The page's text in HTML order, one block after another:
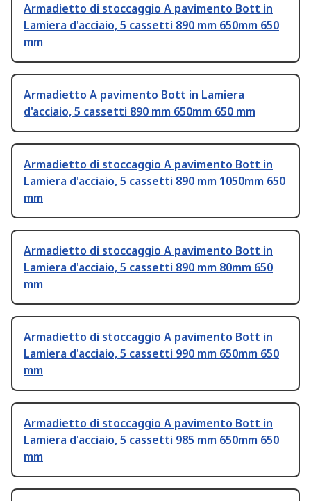
Armadietto di stoccaggio A pavimento Bott in
Lamiera d'acciaio, 5 cassetti 890 mm 650mm 650
mm
Armadietto A pavimento Bott in Lamiera
d'acciaio, 5 cassetti 890 mm 650mm 650 mm
Armadietto di stoccaggio A pavimento Bott in
Lamiera d'acciaio, 5 cassetti 890 mm 1050mm 650
mm
Armadietto di stoccaggio A pavimento Bott in
Lamiera d'acciaio, 5 cassetti 890 mm 80mm 650
mm
Armadietto di stoccaggio A pavimento Bott in
Lamiera d'acciaio, 5 cassetti 990 mm 650mm 650
mm
Armadietto di stoccaggio A pavimento Bott in
Lamiera d'acciaio, 5 cassetti 985 mm 650mm 650
mm